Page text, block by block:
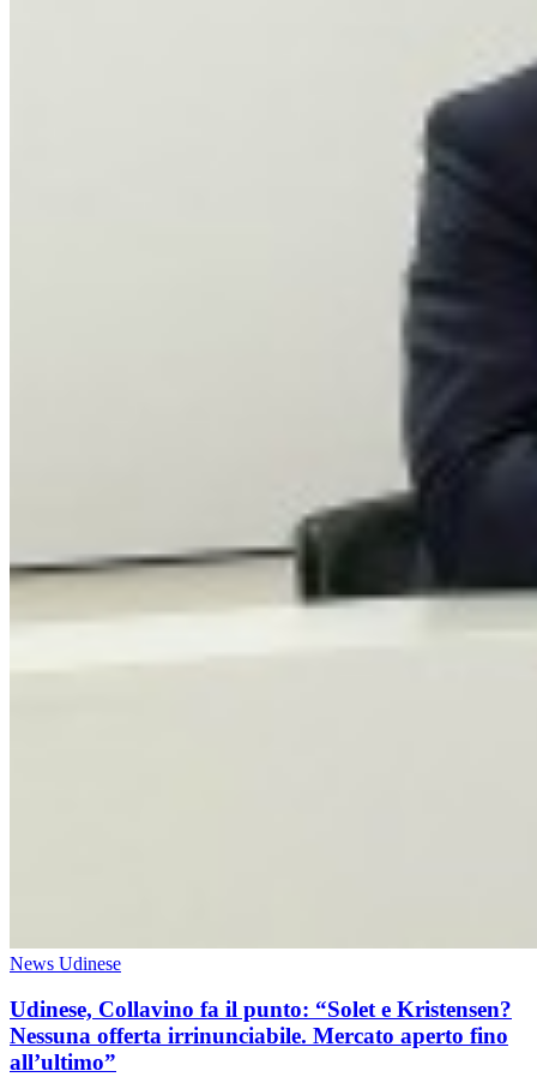
News Udinese
Udinese, Collavino fa il punto: “Solet e Kristensen?
Nessuna offerta irrinunciabile. Mercato aperto fino
all’ultimo”